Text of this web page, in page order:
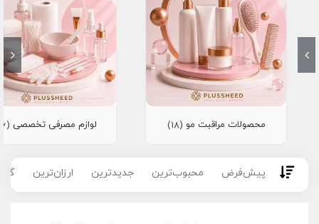
محصولات مراقبت مو (18) لوازم مصرفی تخصصی (16)
پیش‌فرض محبوب‌ترین جدیدترین ارزان‌ترین